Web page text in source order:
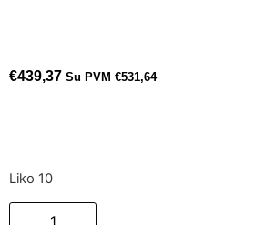
€439,37 Su PVM €531,64
Liko 10